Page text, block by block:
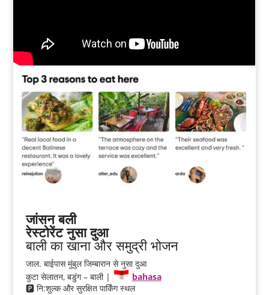
जांसन बली
रेस्टोरेंट नुसा दुआ
बाली का खाना और समुद्री भोजन
जाल. बाईपास मुंबुल जिम्बारान से नुसा दुआ
कुटा सेलातन, बडुंग – बाली |
bahasa
🅿️ नि:शुल्क और सुरक्षित पार्किंग स्थल